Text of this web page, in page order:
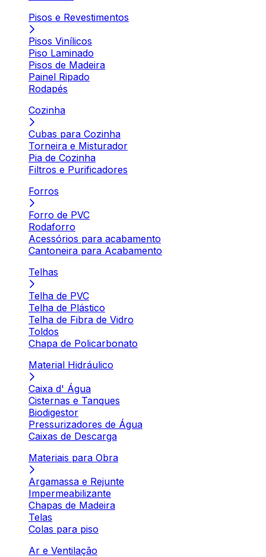
Pisos e Revestimentos
Pisos Vinílicos
Piso Laminado
Pisos de Madeira
Painel Ripado
Rodapés
Cozinha
Cubas para Cozinha
Torneira e Misturador
Pia de Cozinha
Filtros e Purificadores
Forros
Forro de PVC
Rodaforro
Acessórios para acabamento
Cantoneira para Acabamento
Telhas
Telha de PVC
Telha de Plástico
Telha de Fibra de Vidro
Toldos
Chapa de Policarbonato
Material Hidráulico
Caixa d' Água
Cisternas e Tanques
Biodigestor
Pressurizadores de Água
Caixas de Descarga
Materiais para Obra
Argamassa e Rejunte
Impermeabilizante
Chapas de Madeira
Telas
Colas para piso
Ar e Ventilação